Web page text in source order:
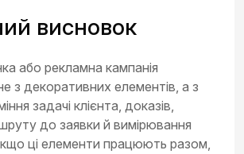
висновок
або рекламна кампанія
з декоративних елементів, а з
задачі клієнта, доказів,
до заявки й вимірювання
ці елементи працюють разом,